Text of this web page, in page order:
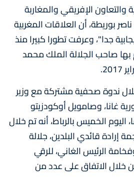
والتعاون الإفريقي والمغاربة
بوريطة، أن العلاقات المغربية
جدا"، وعرفت تطورا كبيرا منذ
بها صاحب الجلالة الملك محمد
ندوة صحفية مشتركة مع وزير
غانا، وصامويل أوكودزيتو
اليوم الخميس بالرباط، أنه تم خلال
إرادة قائدي البلدين، جلالة
الرئيس الغاني، للرقي
خلال الاتفاق على عدد من